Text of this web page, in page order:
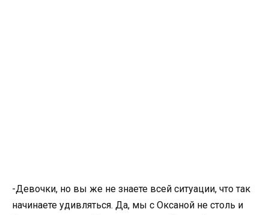
-Девочки, но вы же не знаете всей ситуации, что так
начинаете удивляться. Да, мы с Оксаной не столь и